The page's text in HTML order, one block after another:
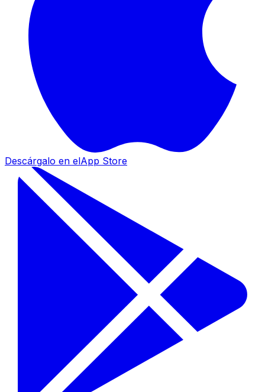
Descárgalo en elApp Store